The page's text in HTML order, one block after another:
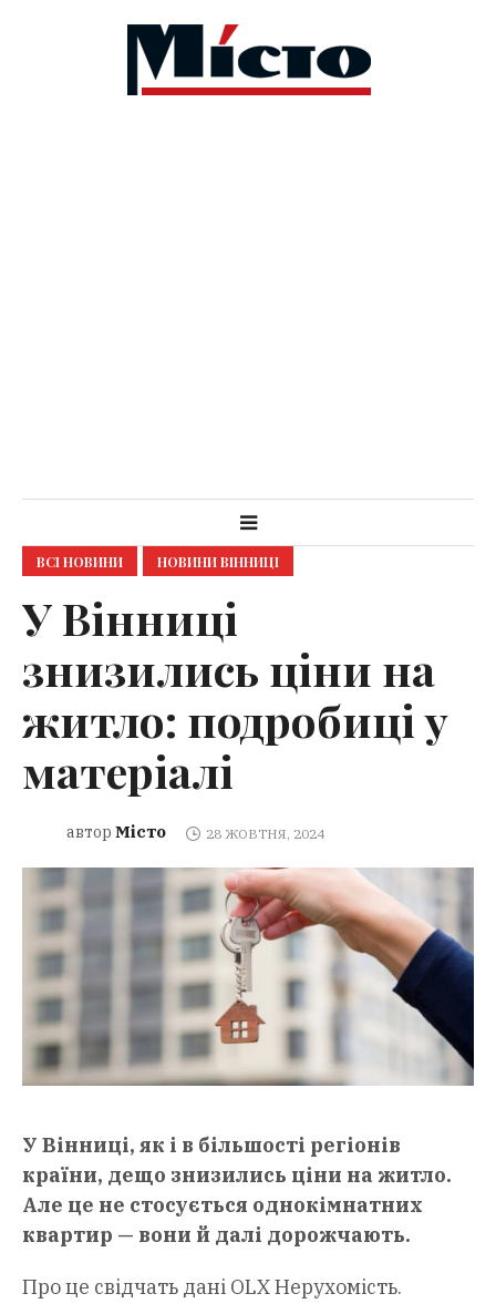
ВСІ НОВИНИ НОВИНИ ВІННИЦІ
У Вінниці
знизились ціни на
житло: подробиці у
матеріалі
автор Місто 28 ЖОВТНЯ, 2024
У Вінниці, як і в більшості регіонів
країни, дещо знизились ціни на житло.
Але це не стосується однокімнатних
квартир — вони й далі дорожчають.
Про це свідчать дані OLX Нерухомість.